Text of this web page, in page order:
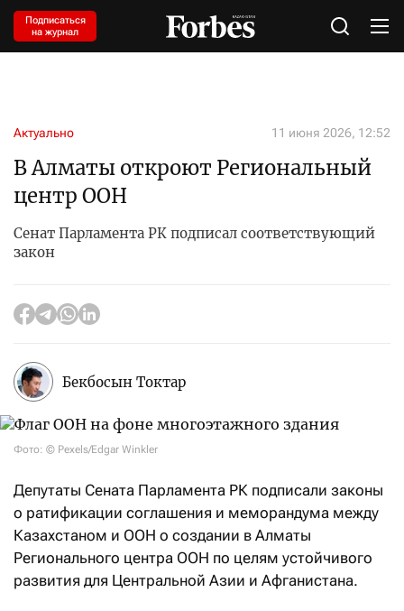
Подписаться
на журнал
Актуально 11 июня 2026, 12:52
В Алматы откроют Региональный
центр ООН
Сенат Парламента РК подписал соответствующий
закон
Бекбосын Токтар
Фото: © Pexels/Edgar Winkler
Депутаты Сената Парламента РК подписали законы
о ратификации соглашения и меморандума между
Казахстаном и ООН о создании в Алматы
Регионального центра ООН по целям устойчивого
развития для Центральной Азии и Афганистана.